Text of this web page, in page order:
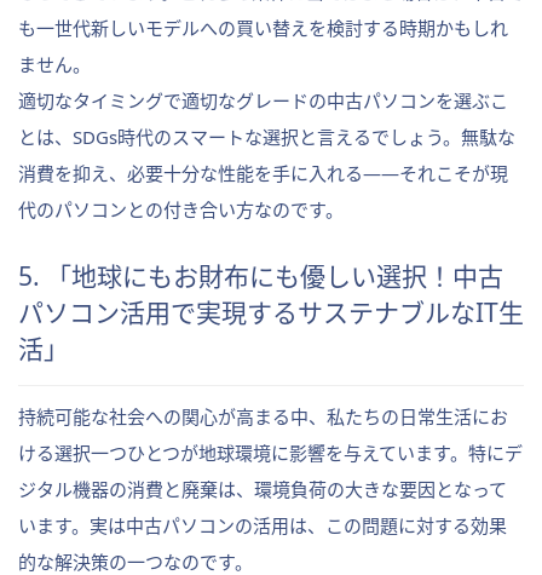
も一世代新しいモデルへの買い替えを検討する時期かもしれ
ません。
適切なタイミングで適切なグレードの中古パソコンを選ぶこ
とは、SDGs時代のスマートな選択と言えるでしょう。無駄な
消費を抑え、必要十分な性能を手に入れる——それこそが現
代のパソコンとの付き合い方なのです。
5. 「地球にもお財布にも優しい選択！中古
パソコン活用で実現するサステナブルなIT生
活」
持続可能な社会への関心が高まる中、私たちの日常生活にお
ける選択一つひとつが地球環境に影響を与えています。特にデ
ジタル機器の消費と廃棄は、環境負荷の大きな要因となって
います。実は中古パソコンの活用は、この問題に対する効果
的な解決策の一つなのです。